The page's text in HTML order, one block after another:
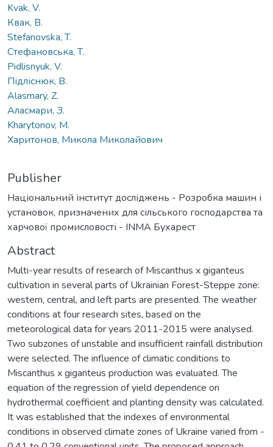
Kvak, V.
Квак, В.
Stefanovska, T.
Стефановська, Т.
Pidlisnyuk, V.
Підліснюк, В.
Alasmary, Z.
Аласмари, З.
Kharytonov, M.
Харитонов, Микола Миколайович
Publisher
Національний інститут досліджень - Розробка машин і
установок, призначених для сільського господарства та
харчової промисловості - INMA Бухарест
Abstract
Multi-year results of research of Miscanthus x giganteus
cultivation in several parts of Ukrainian Forest-Steppe zone:
western, central, and left parts are presented. The weather
conditions at four research sites, based on the
meteorological data for years 2011-2015 were analysed.
Two subzones of unstable and insufficient rainfall distribution
were selected. The influence of climatic conditions to
Miscanthus x giganteus production was evaluated. The
equation of the regression of yield dependence on
hydrothermal coefficient and planting density was calculated.
It was established that the indexes of environmental
conditions in observed climate zones of Ukraine varied from -